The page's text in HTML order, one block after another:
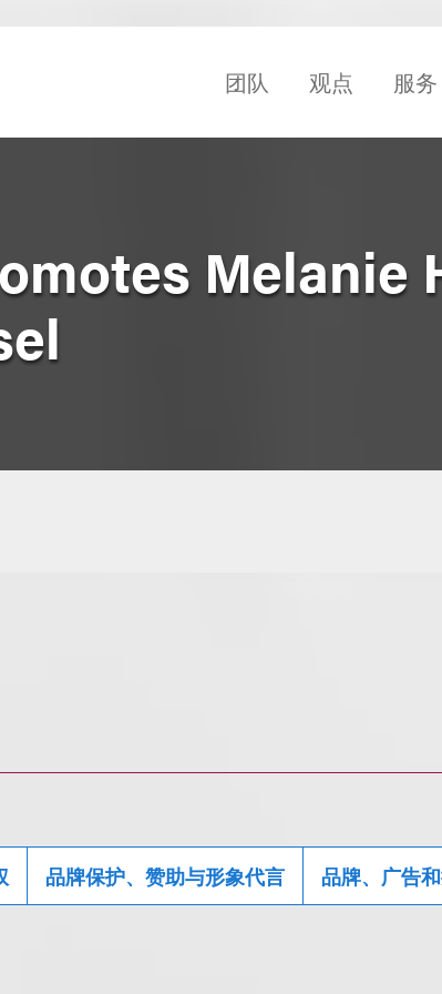
团队 观点 服务
Melanie
品牌保护、赞助与形象代言 品牌、广告